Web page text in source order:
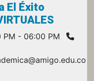
El Éxito
PM - 06:00 PM